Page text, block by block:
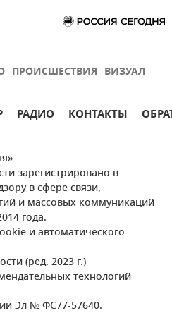
ПРОИСШЕСТВИЯ ВИЗУАЛ
РАДИО КОНТАКТЫ
зарегистрировано в
в сфере связи,
и массовых коммуникаций
года.
и автоматического
(ред. 2023 г.)
технологий
Эл № ФС77-57640.